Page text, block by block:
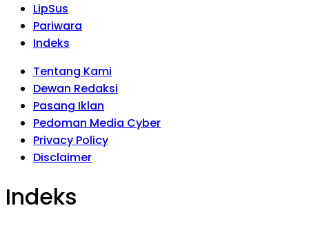
LipSus
Pariwara
Indeks
Tentang Kami
Dewan Redaksi
Pasang Iklan
Pedoman Media Cyber
Privacy Policy
Disclaimer
Indeks